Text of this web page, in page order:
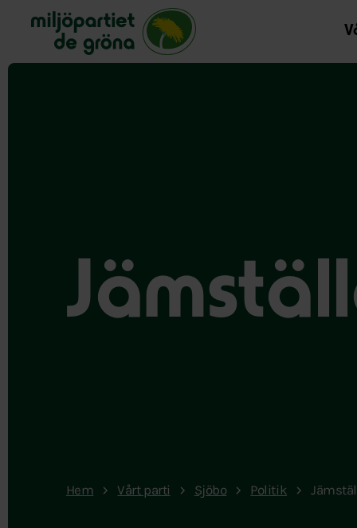
Miljöpartiet de gröna, startsida
Hem Vårt parti Sjöbo Politik